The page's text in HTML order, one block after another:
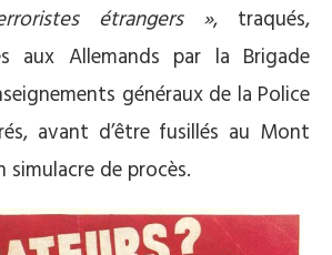
étrangers », traqués,
aux Allemands par la Brigade
généraux de la Police
avant d’être fusillés au Mont
simulacre de procès.